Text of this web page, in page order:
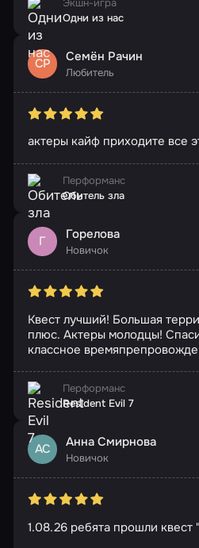
Одни из нас
СР Семён Рачин
Любитель
актеры кайф приходите все
Перформанс
Обитель зла
Г Горелова
Новичок
Квест лучший! Большая
плюс. Актеры молодцы!
классное
Перформанс
Resident Evil 7
АС Анна Смирнова
Новичок
1.08.26 ребята прошли квест